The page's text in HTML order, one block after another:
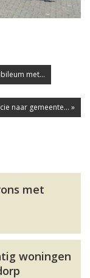
met...
naar gemeente... »
met
woningen